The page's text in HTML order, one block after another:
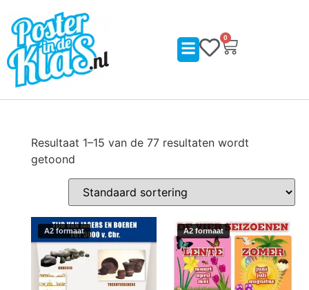
0
Resultaat 1–15 van de 77 resultaten wordt
getoond
A2 formaat A2 formaat